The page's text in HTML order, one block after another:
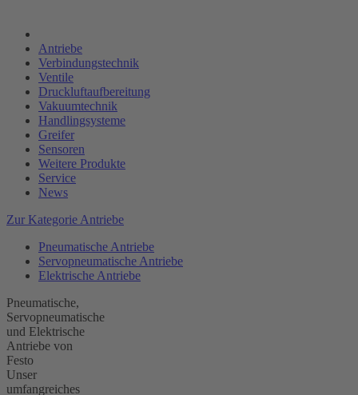
Antriebe
Verbindungstechnik
Ventile
Druckluftaufbereitung
Vakuumtechnik
Handlingsysteme
Greifer
Sensoren
Weitere Produkte
Service
News
Zur Kategorie Antriebe
Pneumatische Antriebe
Servopneumatische Antriebe
Elektrische Antriebe
Pneumatische,
Servopneumatische
und Elektrische
Antriebe von
Festo
Unser
umfangreiches